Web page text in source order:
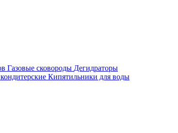
Газовые сковороды Дегидраторы
Кипятильники для воды